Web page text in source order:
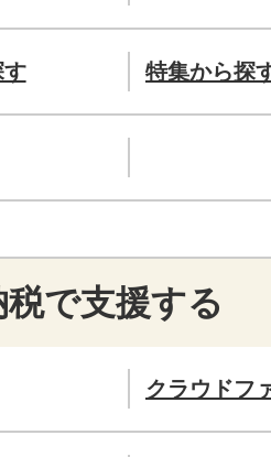
特集から探
で支援する
クラウドフ